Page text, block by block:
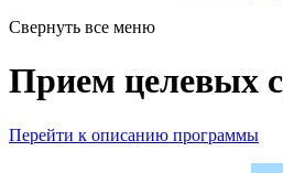
Свернуть все меню
Прием целевых
Перейти к описанию программы